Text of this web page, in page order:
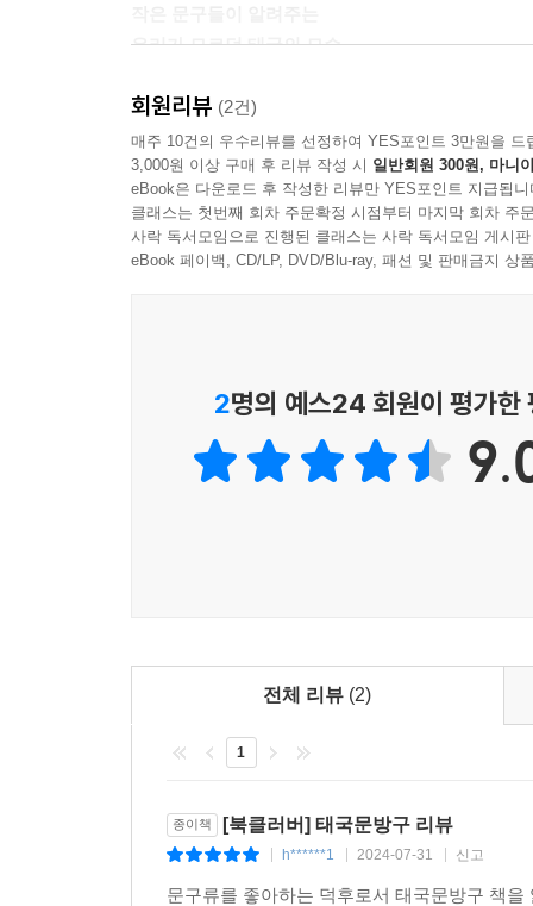
우리가 모르던 태국의 모습
문구는 필요에 의해 탄생하는 생활 밀착형의
등장하는 문구들도 마찬가지다. 자타공인 ‘문구
정반대되는 ‘싸바이 싸바이’ 문화를 가진 태국이
태국의 또 다른 일면이다. 그리고 사는 볼펜마
모르게 호기심이 발동해 지은이와 함께 그 이
등장한다. 지금은 국내에서 찾아볼 수 없는 신
특별하지 않은 일상을 특별하게 만들어간
일상 여행자의 이야기
이곳저곳의 문방구를 찾아다니며 무채색으로 물
일상 여행자로 살아가고 있다. 이 책의 지은이가
이 책 『태국 문방구』를 읽어가다 보면 특별하
일상 여행자로 살아가 보자는 마음이 들지도 모른
회원리뷰 (2건)
매주 10건의 우수리뷰를 선정하여 YES포인트 3만원을 드
3,000원 이상 구매 후 리뷰 작성 시 일반회원 300원, 마니
eBook은 다운로드 후 작성한 리뷰만 YES포인트 지급됩니
클래스는 첫번째 회차 주문확정 시점부터 마지막 회차 주
사락 독서모임으로 진행된 클래스는 사락 독서모임 게시
eBook 페이백, CD/LP, DVD/Blu-ray, 패션 및 판매금지 상
2명의 예스24 회원이 평가한
전체 리뷰 (2)
1
종이책 [북클러버] 태국문방구 리뷰
h******1 2024-07-31 신고
문구류를 좋아하는 덕후로서 태국문방구 책